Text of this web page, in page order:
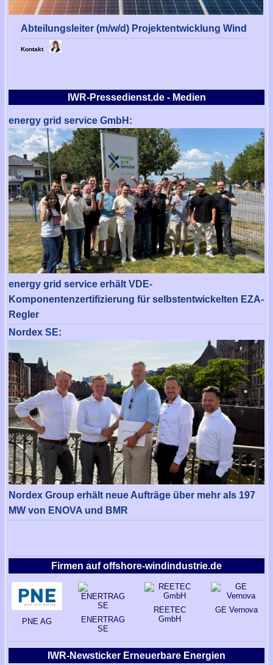
IWR-Newsticker Erneuerbare Energien
Abteilungsleiter (m/w/d) Projektentwicklung Wind
Kontakt
IWR-Pressedienst.de - Medien
energy grid service GmbH:
energy grid service erhält VDE-
Komponentenzertifizierung für selbstentwickelten EZA-
Regler
Nordex SE:
Nordex Group erhält neue Aufträge über mehr als 197
MW von ENOVA und BMR
Firmen auf offshore-windindustrie.de
PNE AG
ENERTRAG
SE
REETEC
GmbH
GE Vernova